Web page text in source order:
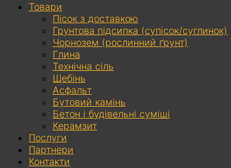
Товари
Пісок з доставкою
Грунтова підсипка (супісок/суглинок)
Чорнозем (рослинний ґрунт)
Глина
Технічна сіль
Щебінь
Асфальт
Бутовий камінь
Бетон і будівельні суміші
Керамзит
Послуги
Партнери
Контакти